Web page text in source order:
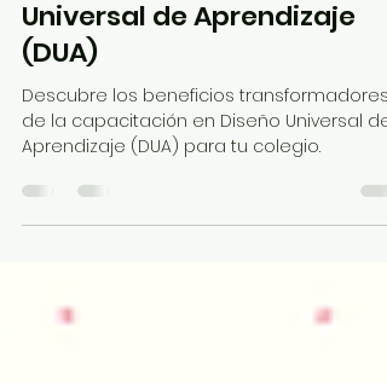
Transformando la
Educación en Chile: Diseño
Universal de Aprendizaje
(DUA)
de la capacitación en Diseño Universal de
Aprendizaje (DUA) para tu colegio.